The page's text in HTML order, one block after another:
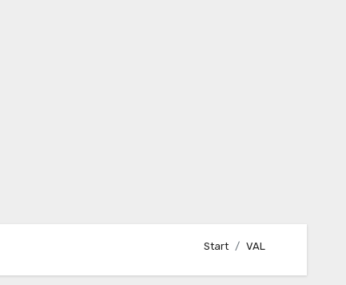
Start VAL